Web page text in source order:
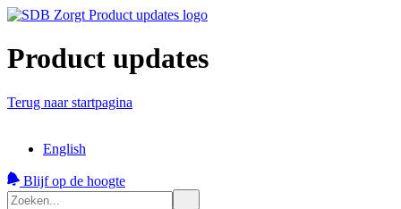
Product updates
Terug naar startpagina
English
Blijf op de hoogte